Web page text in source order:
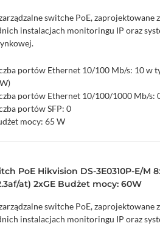
switche PoE, zaprojektowane
instalacjach monitoringu IP oraz
portów Ethernet 10/100 Mb/s: 10 w
portów Ethernet 10/100/1000 Mb/s:
portów SFP: 0
mocy: 65 W
PoE Hikvision DS-3E0310P-E/M
at) 2xGE Budżet mocy: 60W
switche PoE, zaprojektowane
instalacjach monitoringu IP oraz